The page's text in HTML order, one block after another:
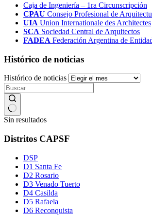
Caja de Ingeniería – 1ra Circunscripción
CPAU Consejo Profesional de
UIA Union Internationale des Architectes
SCA Sociedad Central de Arquitectos
FADEA Federación Argentina de
Histórico de noticias
Histórico de noticias
Sin resultados
Distritos CAPSF
DSP
D1 Santa Fe
D2 Rosario
D3 Venado Tuerto
D4 Casilda
D5 Rafaela
D6 Reconquista